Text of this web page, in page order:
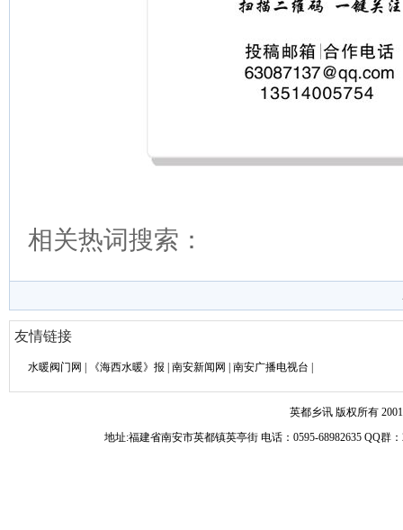
相关热词搜索：
友情链接
水暖阀门网 《海西水暖》报 南安新闻网 南安广播电视台
英都乡讯 版权所有
地址:福建省南安市英都镇英亭街 电话：0595-68982635 QQ群